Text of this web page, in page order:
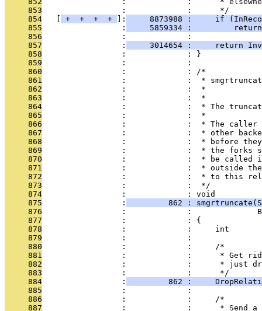
     853
                 :             :      */
     854
+ + + + ]:
8873988 :     if
     855
                 :
5859334 :
     856
                 :             :
     857
                 :
3014654 :     return
     858
                 :             : }
     859
                 :             :
     860
                 :             : /*
     861
:             :  *
     862
:             :  *
     863
                 :             :  *
     864
:             :  * The
     865
                 :             :  *
     866
:             :  * The
     867
:             :  * other
     868
:             :  * before
     869
:             :  * the forks
     870
:             :  * be called
     871
:             :  * outside
     872
:             :  * to this
     873
                 :             :  */
     874
                 :             : void
     875
                 :
862 :
     876
:             :
     877
                 :             : {
     878
:             :     int
     879
                 :             :
     880
                 :             :     /*
     881
:             :      * Get
     882
:             :      * just
     883
                 :             :      */
     884
                 :
862 :
     885
                 :             :
     886
                 :             :     /*
     887
:             :      * Send